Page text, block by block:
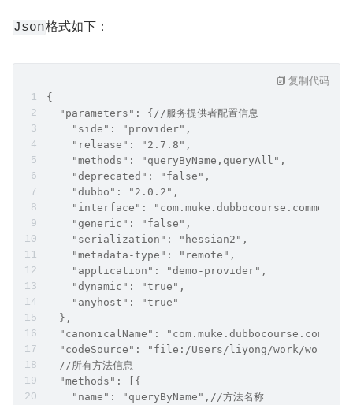
Json格式如下：
{
  "parameters": {//服务提供者配置信息
    "side": "provider",
    "release": "2.7.8",
    "methods": "queryByName,queryAll",
    "deprecated": "false",
    "dubbo": "2.0.2",
"interface":
    "generic": "false",
    "serialization": "hessian2",
    "metadata-type": "remote",
    "application": "demo-provider",
    "dynamic": "true",
    "anyhost": "true"
  },
"canonicalName":
"codeSource": "file:/Users/liyong/work/
  //所有方法信息
  "methods": [{
    "name": "queryByName",//方法名称
复制代码